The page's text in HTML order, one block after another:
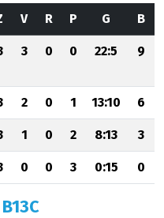
V R P G B
3 0 0 22:5 9
2 0 1 13:10 6
1 0 2 8:13 3
0 0 3 0:15 0